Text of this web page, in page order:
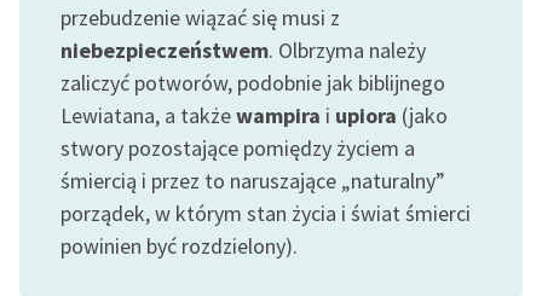
przebudzenie wiązać się musi z
niebezpieczeństwem. Olbrzyma należy
zaliczyć potworów, podobnie jak biblijnego
Lewiatana, a takżewampira i upiora (jako
stwory pozostające pomiędzy życiem a
śmiercią i przez to naruszające „naturalny”
porządek, w którym stan życia i świat śmierci
powinien być rozdzielony).